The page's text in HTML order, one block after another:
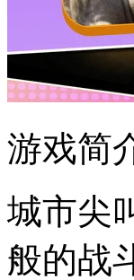
游戏简
城市尖
般的战